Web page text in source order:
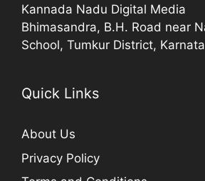
Kannada Nadu Digital Media
Bhimasandra, B.H. Road near
School, Tumkur District,
Quick Links
About Us
Privacy Policy